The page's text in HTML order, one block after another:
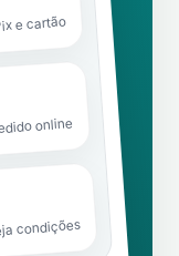
e cartão
online
condições